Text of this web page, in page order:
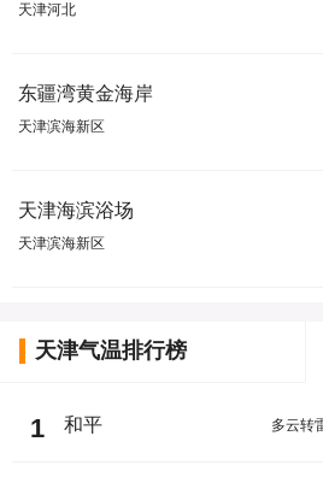
天津河北
东疆湾黄金海岸
天津滨海新区
天津海滨浴场
天津滨海新区
天津气温排行榜
1 和平 多云转